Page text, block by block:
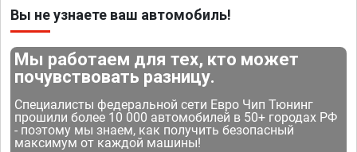
Вы не узнаете ваш автомобиль!
Мы работаем для тех, кто может
почувствовать разницу.
Специалисты федеральной сети Евро Чип Тюнинг
прошили более 10 000 автомобилей в 50+ городах РФ
- поэтому мы знаем, как получить безопасный
максимум от каждой машины!